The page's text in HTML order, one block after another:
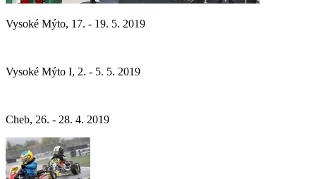
Vysoké Mýto, 17. - 19. 5. 2019
Vysoké Mýto I, 2. - 5. 5. 2019
Cheb, 26. - 28. 4. 2019